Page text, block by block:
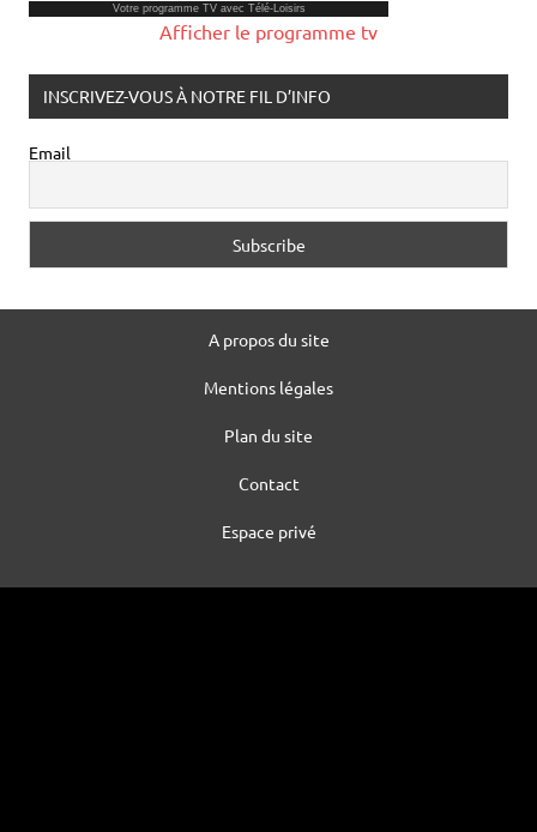
Votre programme TVavec Télé-Loisirs
Afficher le programme tv
INSCRIVEZ-VOUS À NOTRE FIL D’INFO
Email
A propos du site
Mentions légales
Plan du site
Contact
Espace privé